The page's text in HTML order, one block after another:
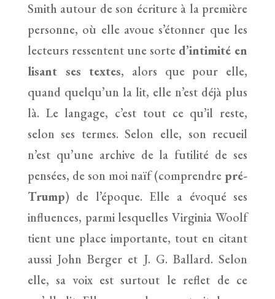
Smith autour de son écriture à la première
personne, où elle avoue s’étonner que les
lecteurs ressentent une sorte d’intimité en
lisant ses textes, alors que pour elle,
quand quelqu’un la lit, elle n’est déjà plus
là. Le langage, c’est tout ce qu’il reste,
selon ses termes. Selon elle, son recueil
n’est qu’une archive de la futilité de ses
pensées, de son moi naïf (comprendre pré-
Trump) de l’époque. Elle a évoqué ses
influences, parmi lesquelles Virginia Woolf
tient une place importante, tout en citant
aussi John Berger et J. G. Ballard. Selon
elle, sa voix est surtout le reflet de ce